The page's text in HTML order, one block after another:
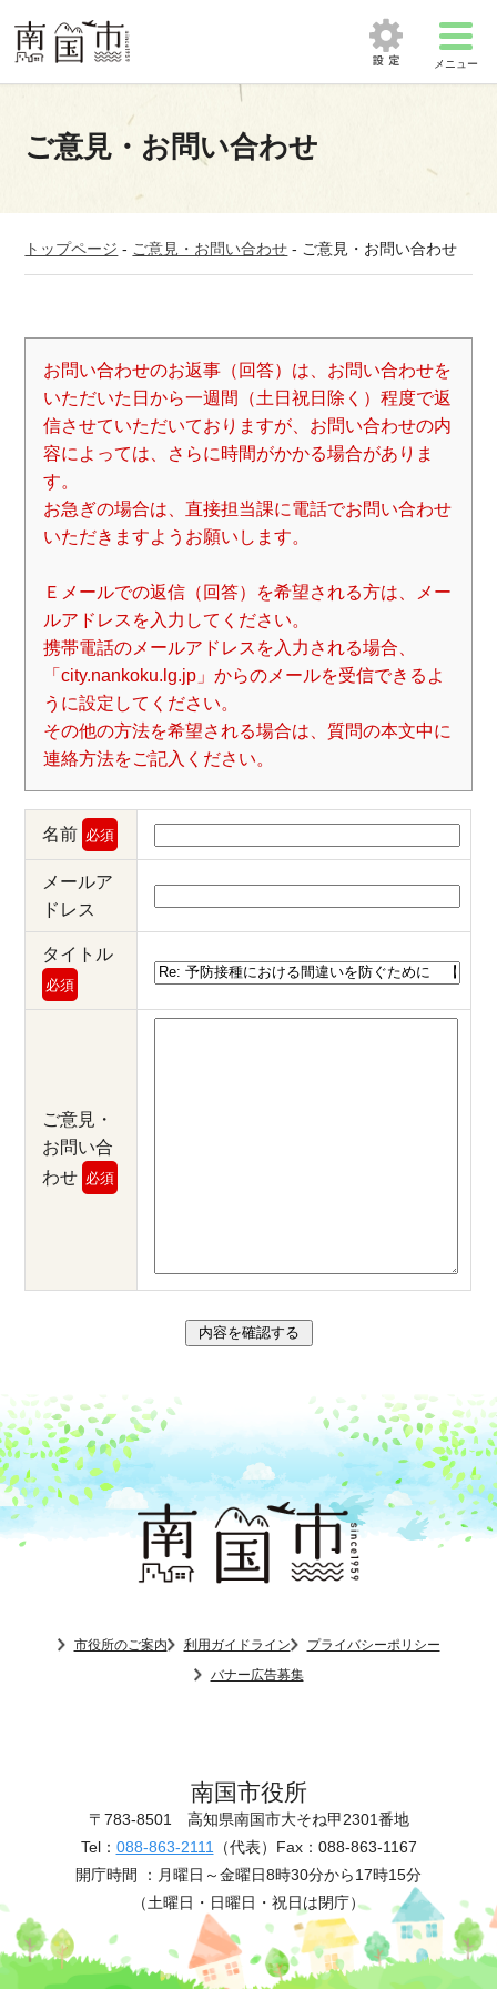
メニュー
ご意見・お問い合わせ
トップページ - ご意見・お問い合わせ - ご意見・お問い合わせ
お問い合わせのお返事（回答）は、お問い合わせを
いただいた日から一週間（土日祝日除く）程度で返
信させていただいておりますが、お問い合わせの内
容によっては、さらに時間がかかる場合がありま
す。
お急ぎの場合は、直接担当課に電話でお問い合わせ
いただきますようお願いします。
Ｅメールでの返信（回答）を希望される方は、メー
ルアドレスを入力してください。
携帯電話のメールアドレスを入力される場合、
「city.nankoku.lg.jp」からのメールを受信できるよ
うに設定してください。
その他の方法を希望される場合は、質問の本文中に
連絡方法をご記入ください。
名前 必須
メールア
ドレス
タイトル
必須
ご意見・
お問い合
わせ 必須
市役所のご案内 利用ガイドライン
プライバシーポリシー
バナー広告募集
南国市役所
〒783-8501 高知県南国市大そね甲2301番地
Tel： 088-863-2111 （代表） Fax：088-863-1167
開庁時間 ： 月曜日～金曜日8時30分から17時15分
（土曜日・日曜日・祝日は閉庁）